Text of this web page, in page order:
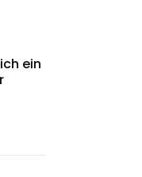
ein